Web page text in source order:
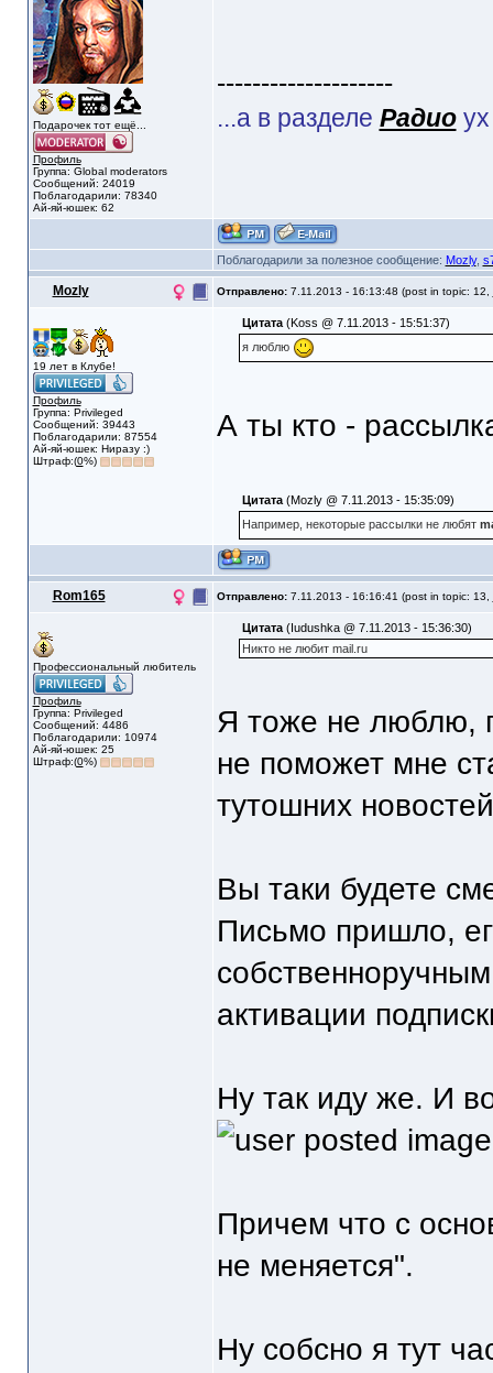
Подарочек тот ещё...
Профиль
Группа: Global moderators
Сообщений: 24019
Поблагодарили: 78340
Ай-яй-юшек: 62
--------------------
...а в разделе Радиоух
Поблагодарили за полезное сообщение: Mozly,
Mozly Отправлено: 7.11.2013 - 16:13:48 (post in topic: 12,
19 лет в Клубе!
Профиль
Группа: Privileged
Сообщений: 39443
Поблагодарили: 87554
Ай-яй-юшек: Ниразу :)
Штраф:(0%)
Цитата(Koss @ 7.11.2013 - 15:51:37)
я люблю
А ты кто -
Цитата(Mozly @ 7.11.2013 - 15:35:09)
Например, некоторые рассылки не любят
Rom165 Отправлено: 7.11.2013 - 16:16:41 (post in topic: 13,
Профессиональный любитель
Профиль
Группа: Privileged
Сообщений: 4486
Поблагодарили: 10974
Ай-яй-юшек: 25
Штраф:(0%)
Цитата(Iudushka @ 7.11.2013 - 15:36:30)
Никто не любит mail.ru
Я тоже не люблю,
не поможет мне
тутошних
Вы таки будете
Письмо пришло,
активации
Ну так иду же. И
Причем что с
не меняется".
Ну собсно я тут